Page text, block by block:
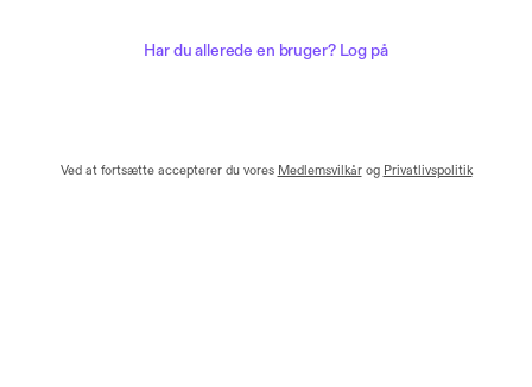
Har du allerede en bruger? Log på
Ved at fortsætte accepterer du vores Medlemsvilkår og Privatlivspolitik